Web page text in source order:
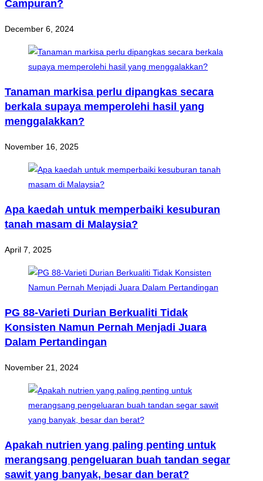
Campuran?
December 6, 2024
Tanaman markisa perlu dipangkas secara
berkala supaya memperolehi hasil yang
menggalakkan?
November 16, 2025
Apa kaedah untuk memperbaiki kesuburan
tanah masam di Malaysia?
April 7, 2025
PG 88-Varieti Durian Berkualiti Tidak
Konsisten Namun Pernah Menjadi Juara
Dalam Pertandingan
November 21, 2024
Apakah nutrien yang paling penting untuk
merangsang pengeluaran buah tandan segar
sawit yang banyak, besar dan berat?